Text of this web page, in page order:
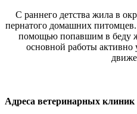
С раннего детства жила в
пернатого домашних
помощью попавшим в беду
основной работы активно
Адреса ветеринарных клиник